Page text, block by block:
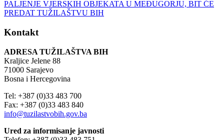
Kontakt
ADRESA TUŽILAŠTVA BIH
Kraljice Jelene 88
71000 Sarajevo
Bosna i Hercegovina
Tel: +387 (0)33 483 700
Fax: +387 (0)33 483 840
info@tuzilastvobih.gov.ba
Ured za informisanje javnosti